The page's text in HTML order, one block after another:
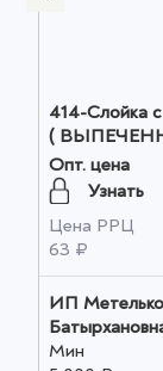
414-Слойка с
(
(28*0,104кг)
Опт. цена
Узнать
Цена РРЦ
63 ₽
ИП
Мин